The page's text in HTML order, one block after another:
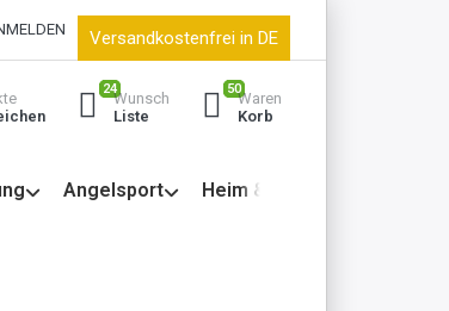
Versandkostenfrei in DE
24
Wunsch
Liste
50
Waren
Korb
Angelsport Heim & Garten